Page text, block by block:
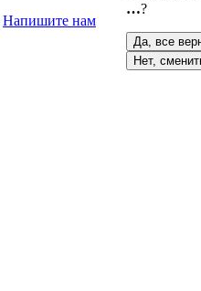
Напишите нам
…?
Да, все
Нет,